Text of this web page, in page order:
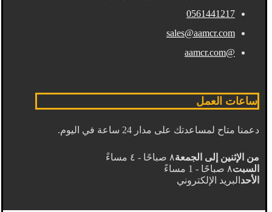
0561441217
sales@aamcr.com
@aamcr.com
ساعات العمل
دعمنا متاح لمساعدتك على مدار 24 ساعة في اليوم.
من الإثنين إلى الجمعة٨ صباحًا - ٤ مساءً
السبت٨ صباحًا - 1 مساءً
الأحد البريد الإلكتروني